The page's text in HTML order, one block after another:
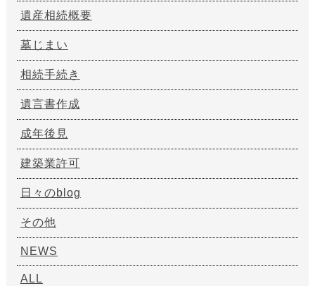
遺産相続概要
墓じまい
相続手続き
遺言書作成
成年後見
建築業許可
日々のblog
その他
NEWS
ALL